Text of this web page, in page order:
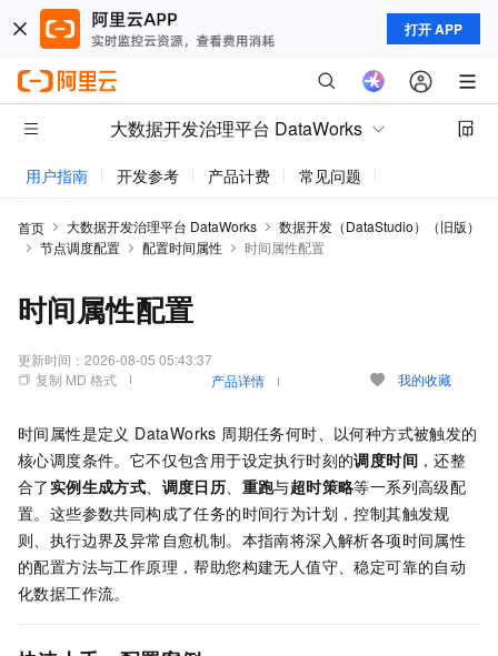
打开 APP
大数据开发治理平台 DataWorks
用户指南 开发参考 产品计费 常见问题
首页 大数据开发治理平台 DataWorks
数据开发（DataStudio）（旧版）
节点调度配置
配置时间属性 时间属性配置
时间属性配置
更新时间： 2026-08-05 05:43:37
复制 MD 格式
产品详情 我的收藏
时间属性是定义 DataWorks 周期任务何时、以何种方式被触发的
核心调度条件。它不仅包含用于设定执行时刻的调度时间 ，还整
合了实例生成方式、 调度日历、 重跑与超时策略等一系列高级配
置。这些参数共同构成了任务的时间行为计划，控制其触发规
则、执行边界及异常自愈机制。本指南将深入解析各项时间属性
的配置方法与工作原理，帮助您构建无人值守、稳定可靠的自动
化数据工作流。